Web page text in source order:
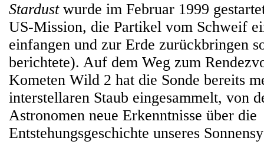
Stardustwurde im Februar 1999
US-Mission, die Partikel vom Schweif
einfangen und zur Erde zurückbringen
berichtete). Auf dem Weg zum
Kometen Wild 2 hat die Sonde bereits
interstellaren Staub eingesammelt, von
Astronomen neue Erkenntnisse über die
Entstehungsgeschichte unseres